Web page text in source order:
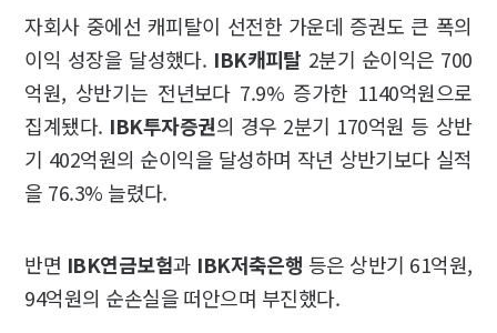
자회사 중에선 캐피탈이 선전한 가운데 증권도 큰 폭의
이익 성장을 달성했다. IBK캐피탈 2분기 순이익은 700
억원, 상반기는 전년보다 7.9% 증가한 1140억원으로
집계됐다. IBK투자증권의 경우 2분기 170억원 등 상반
기 402억원의 순이익을 달성하며 작년 상반기보다 실적
을 76.3% 늘렸다.
반면 IBK연금보험과 IBK저축은행 등은 상반기 61억원,
94억원의 순손실을 떠안으며 부진했다.